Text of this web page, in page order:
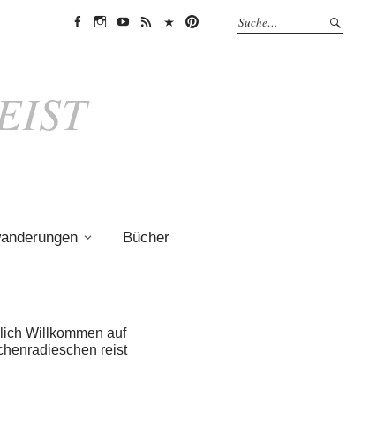
Bücher
Willkommen auf
reist